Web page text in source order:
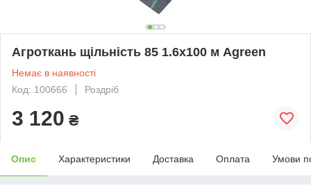
Агроткань щільність 85 1.6х100 м Agreen
Немає в наявності
Код: 100666
Роздріб
3 120 ₴
Опис Характеристики Доставка Оплата Умови